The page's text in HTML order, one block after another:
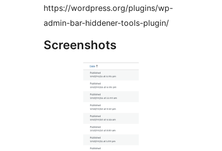
https://wordpress.org/plugins/wp-
admin-bar-hiddener-tools-plugin/
Screenshots